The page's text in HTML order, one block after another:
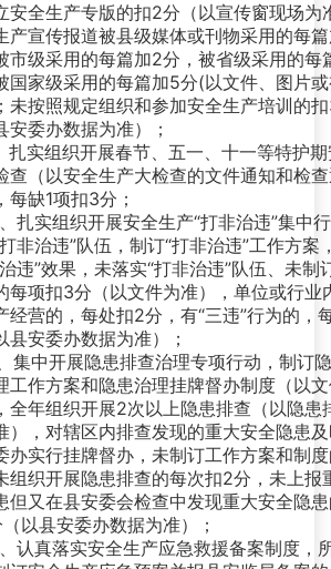
安全生产专版的扣2分（以宣传窗现场为
产宣传报道被县级媒体或刊物采用的每篇
市级采用的每篇加2分，被省级采用的每
国家级采用的每篇加5分(以文件、图片
未按照规定组织和参加安全生产培训的
安委办数据为准）；
扎实组织开展春节、五一、十一等特护
查（以安全生产大检查的文件通知和检
每缺1项扣3分；
扎实组织开展安全生产“打非治违”集中
非治违”队伍，制订“打非治违”工作方案
违”效果，未落实“打非治违”队伍、未制
每项扣3分（以文件为准），单位或行业
经营的，每处扣2分，有“三违”行为的，
县安委办数据为准）；
集中开展隐患排查治理专项行动，制订
工作方案和隐患治理挂牌督办制度（以
全年组织开展2次以上隐患排查（以隐患
），对辖区内排查发现的重大安全隐患
办实行挂牌督办，未制订工作方案和制
组织开展隐患排查的每次扣2分，未上报
但又在县安委会检查中发现重大安全隐
以县安委办数据为准）；
认真落实安全生产应急救援备案制度，